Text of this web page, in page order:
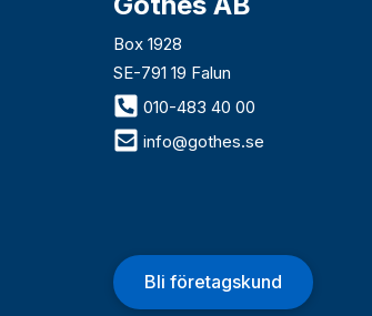
Box 1928
SE-791 19 Falun
010-483 40 00
info@gothes.se
Bli företagskund